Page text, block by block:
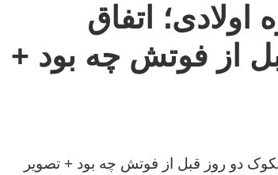
اولادی؛ اتفاق
از فوتش چه بود +
دو روز قبل از فوتش چه بود + تصویر